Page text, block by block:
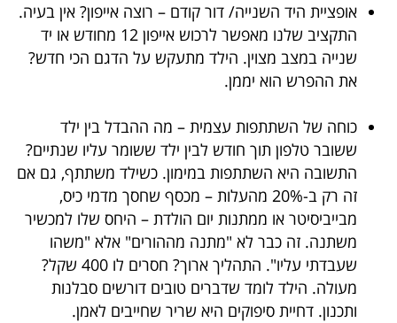
אופציית היד השנייה/ דור קודם – רוצה אייפון? אין בעיה.
התקציב שלנו מאפשר לרכוש אייפון 12 מחודש או יד
שנייה במצב מצוין. הילד מתעקש על הדגם הכי חדש?
את ההפרש הוא יממן.
כוחה של השתתפות עצמית – מה ההבדל בין ילד
ששובר טלפון תוך חודש לבין ילד ששומר עליו שנתיים?
התשובה היא השתתפות במימון. כשילד משתתף, גם אם
זה רק ב-20% מהעלות – מכסף שחסך מדמי כיס,
מבייביסיטר או ממתנות יום הולדת – היחס שלו למכשיר
משתנה. זה כבר לא "מתנה מההורים" אלא "משהו
שעבדתי עליו". התהליך ארוך? חסרים לו 400 שקל?
מעולה. הילד לומד שדברים טובים דורשים סבלנות
ותכנון. דחיית סיפוקים היא שריר שחייבים לאמן.